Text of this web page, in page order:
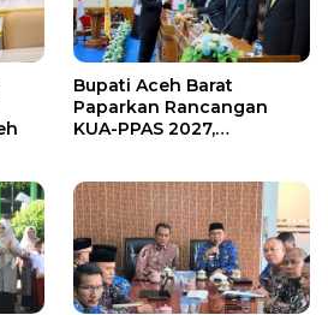
Bupati Aceh Barat
Paparkan Rancangan
KUA-PPAS 2027,
Triliun